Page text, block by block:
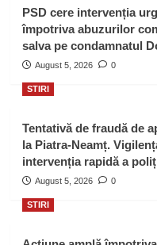
PSD cere intervenția
împotriva abuzurilor
salva pe condamnatul
August 5, 2026 0
STIRI
Tentativă de fraudă de
la Piatra-Neamț.
intervenția rapidă a
August 5, 2026 0
STIRI